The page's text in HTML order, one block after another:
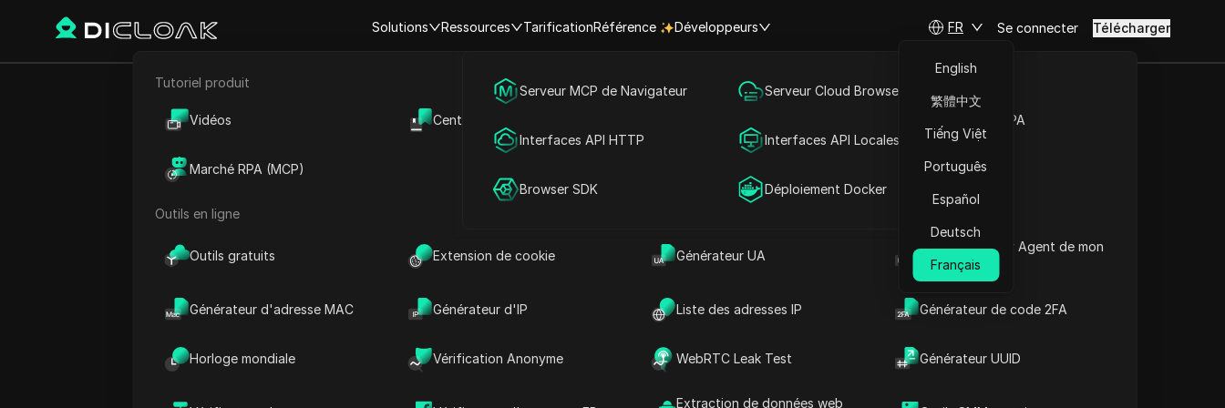
Solutions
E-commerce Marketing des médias sociaux
Publicité
Partage de compte
Ressources
Tutoriel produit
Vidéos Centre d'aide Marché de la RPA
Marché RPA (MCP)
Outils en ligne
Outils gratuits Extension de cookie Générateur UA
Quel est le User Agent de mon
navigateur
Générateur d'adresse MAC Générateur d'IP Liste des adresses IP Générateur de code 2FA
Horloge mondiale Vérification Anonyme WebRTC Leak Test Générateur UUID
Extraction de données web
TarificationRéférence Développeurs
Serveur MCP de Navigateur Serveur Cloud Browser MCP
Interfaces API HTTP Interfaces API Locales
Browser SDK Déploiement Docker
FR
English
繁體中文
Tiếng Việt
Português
Español
Deutsch
Français
Se connecter Télécharger
Poser des questions
Ouvrir dans ChatGPT
Ouvrir dans Claude
Poser des questions sur cette page
Fournisseur de solutions proxy avancées,
polyvalentes et de haute qualité